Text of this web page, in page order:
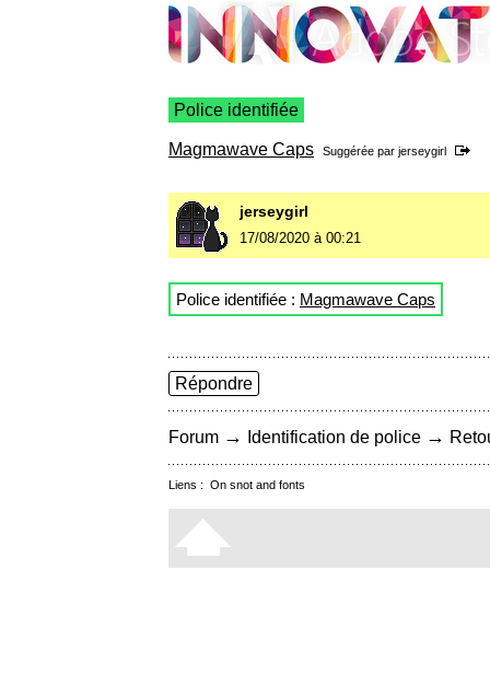
Police identifiée
Magmawave Caps Suggérée par jerseygirl
jerseygirl
17/08/2020 à 00:21
Police identifiée : Magmawave Caps
Répondre
Forum → Identification de police →
Liens : On snot and fonts